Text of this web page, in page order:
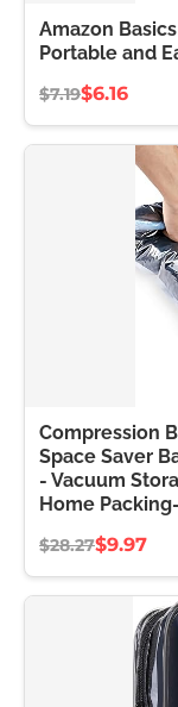
Amazon
Portable and
$7.19$6.16
Compression
Space Saver
- Vacuum
Home
$28.27$9.97